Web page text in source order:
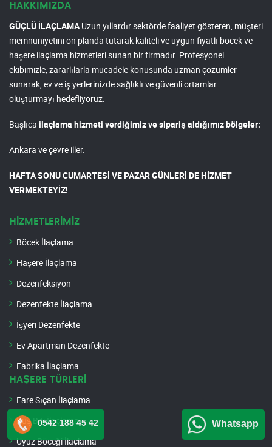
HAKKIMIZDA
GÜÇLÜ İLAÇLAMAUzun yıllardır sektörde faaliyet gösteren, müşteri
memnuniyetini ön planda tutarak kaliteli ve uygun fiyatlı böcek ve
haşere ilaçlama hizmetleri sunan bir firmadır. Profesyonel
ekibimizle, zararlılarla mücadele konusunda uzman çözümler
sunarak, ev ve iş yerlerinizde sağlıklı ve güvenli ortamlar
oluşturmayı hedefliyoruz.
Başlıca ilaçlama hizmeti verdiğimiz ve sipariş aldığımız bölgeler:
Ankara ve çevre iller.
HAFTA SONU CUMARTESİ VE PAZAR GÜNLERİ DE HİZMET
VERMEKTEYİZ!
HİZMETLERİMİZ
Böcek İlaçlama
Haşere İlaçlama
Dezenfeksiyon
Dezenfekte İlaçlama
İşyeri Dezenfekte
Ev Apartman Dezenfekte
Fabrika İlaçlama
HAŞERE TÜRLERİ
Fare Sıçan İlaçlama
Kuş Biti İlaçlama
Uyuz Böceği İlaçlama
0542 188 45 42 Whatsapp